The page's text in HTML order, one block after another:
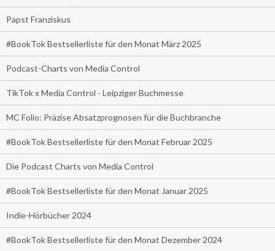
Papst Franziskus
#BookTok Bestsellerliste für den Monat März 2025
Podcast-Charts von Media Control
TikTok x Media Control - Leipziger Buchmesse
MC Folio: Präzise Absatzprognosen für die Buchbranche
#BookTok Bestsellerliste für den Monat Februar 2025
Die Podcast Charts von Media Control
#BookTok Bestsellerliste für den Monat Januar 2025
Indie-Hörbücher 2024
#BookTok Bestsellerliste für den Monat Dezember 2024